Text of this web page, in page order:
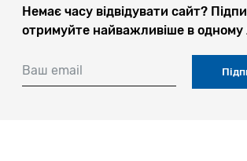
Немає часу відвідувати сайт?
отримуйте найважливіше в одному
Ваш email